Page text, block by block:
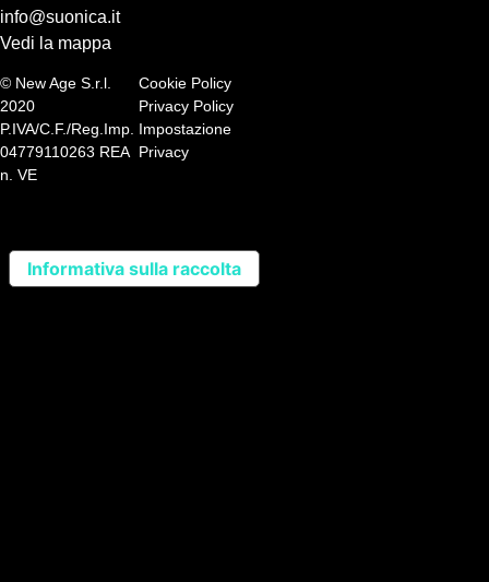
info@suonica.it
Vedi la mappa
© New Age S.r.l.
2020
P.IVA/C.F./Reg.Imp.
04779110263 REA
n. VE
Cookie Policy
Privacy Policy
Impostazione
Privacy
Informativa sulla raccolta